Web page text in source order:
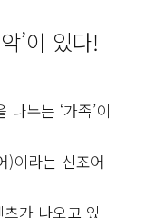
’이 있다!
누는 ‘가족’이
)이라는 신조어
가 나오고 있